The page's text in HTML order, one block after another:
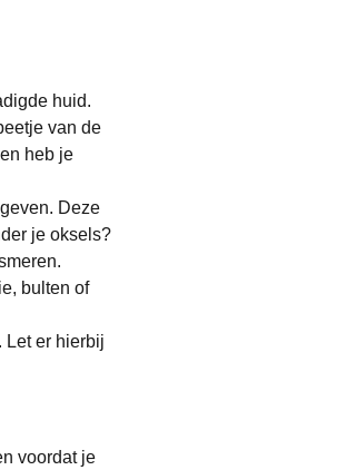
huid.
van de
heb je
Deze
je oksels?
bulten of
Let er hierbij
voordat je